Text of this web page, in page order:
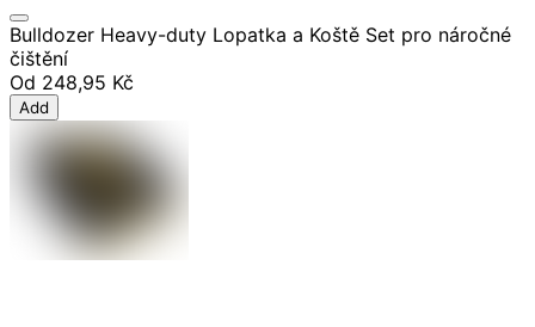
Bulldozer Heavy-duty Lopatka a Koště Set pro náročné
čištění
Od 248,95 Kč
Add